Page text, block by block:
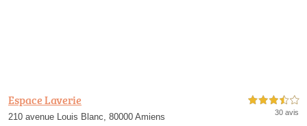
Espace Laverie
210 avenue Louis Blanc, 80000 Amiens
3,5 étoiles sur 5
30 avis